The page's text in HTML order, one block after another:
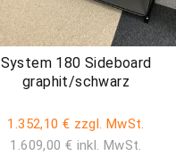
System 180 Sideboard
graphit/schwarz
1.352,10 € zzgl. MwSt.
1.609,00 € inkl. MwSt.